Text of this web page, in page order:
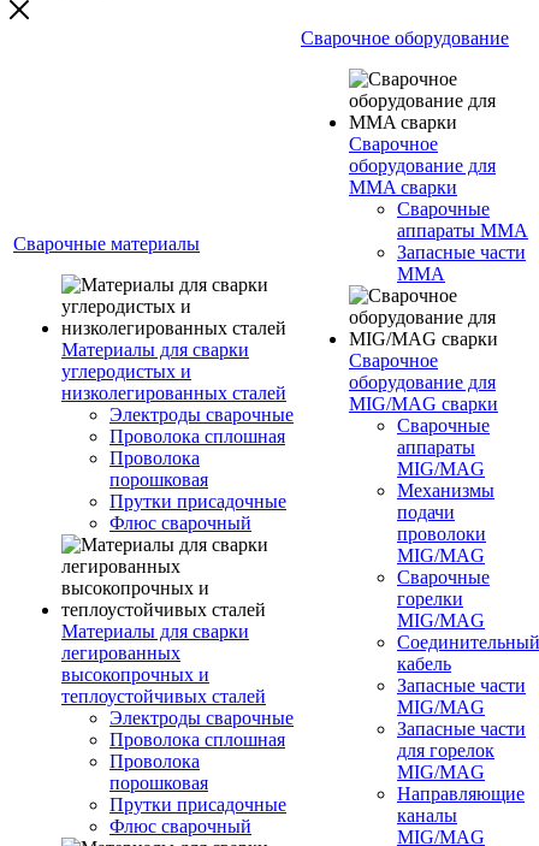
Сварочные материалы
Материалы для сварки
углеродистых и
низколегированных сталей
Электроды сварочные
Проволока сплошная
Проволока
порошковая
Прутки присадочные
Флюс сварочный
Материалы для сварки
легированных
высокопрочных и
теплоустойчивых сталей
Электроды сварочные
Проволока сплошная
Проволока
порошковая
Прутки присадочные
Флюс сварочный
Сварочное оборудование
Сварочное
оборудование для
MMA сварки
Сварочные
аппараты MMA
Запасные части
MMA
Сварочное
оборудование для
MIG/MAG сварки
Сварочные
аппараты
MIG/MAG
Механизмы
подачи
проволоки
MIG/MAG
Сварочные
горелки
MIG/MAG
Соединительный
кабель
Запасные части
MIG/MAG
Запасные части
для горелок
MIG/MAG
Направляющие
каналы
MIG/MAG